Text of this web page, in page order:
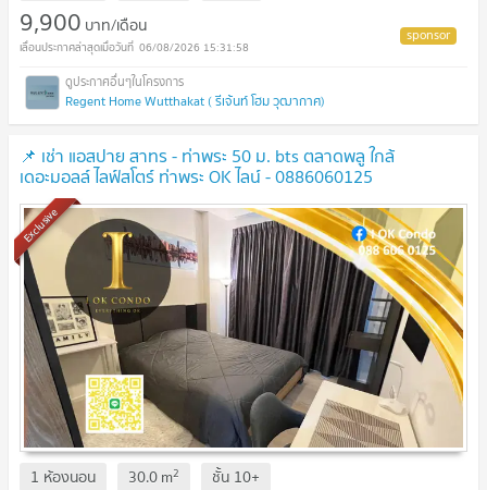
9,900 บาท/เดือน
06/08/2026 15:31:58
Regent Home Wutthakat ( รีเจ้นท์ โฮม วุฒากาศ)
📌 เช่า แอสปาย สาทร - ท่าพระ 50 ม. bts ตลาดพลู ใกล้
เดอะมอลล์ ไลฟ์สโตร์ ท่าพระ OK ไลน์ - 0886060125
Exclusive
1 ห้องนอน 30.0m2 ชั้น 10+